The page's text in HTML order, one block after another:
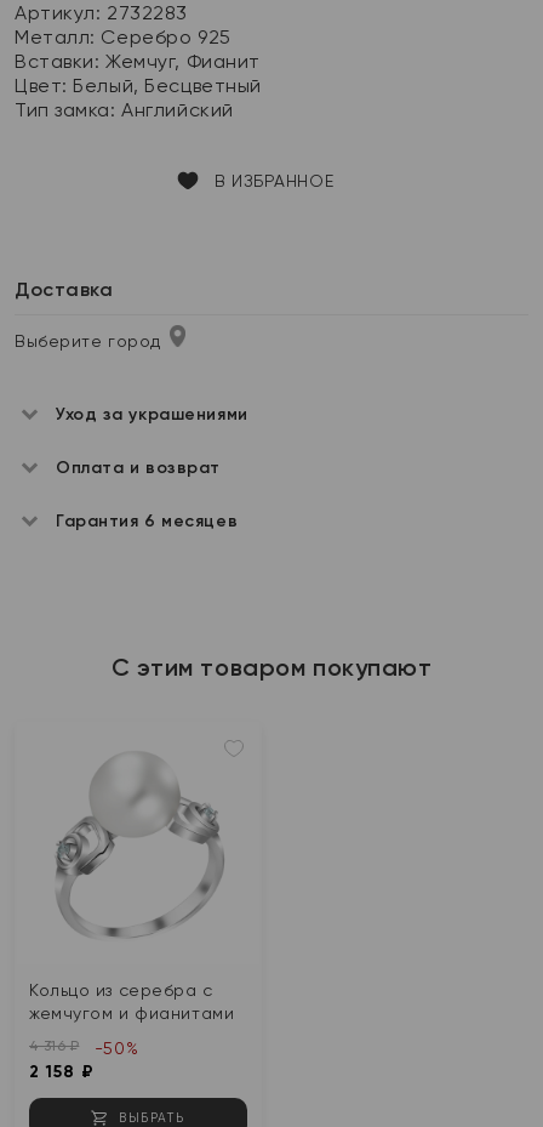
Артикул: 2732283
Металл: Серебро 925
Вставки:Жемчуг, Фианит
Цвет: Белый, Бесцветный
Тип замка:Английский
В ИЗБРАННОЕ
Доставка
Выберите город
Уход за украшениями
Оплата и возврат
Гарантия 6 месяцев
С этим товаром покупают
Кольцо из серебра с
жемчугом и фианитами
4 316 ₽
2 158 ₽
-50%
ВЫБРАТЬ